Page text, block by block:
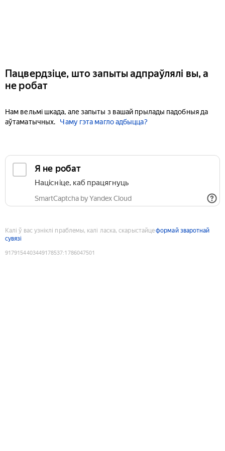
Пацвердзіце, што запыты адпраўлялі вы, а
не робат
Нам вельмі шкада, але запыты з вашай прылады падобныя да
аўтаматычных.
Чаму гэта магло адбыцца?
Я не робат
Націсніце, каб працягнуць
SmartCaptcha by Yandex Cloud
Калі ў вас узніклі праблемы, калі ласка, скарыстайцеформай зваротнай
сувязі
9179154403449178537:1786047501